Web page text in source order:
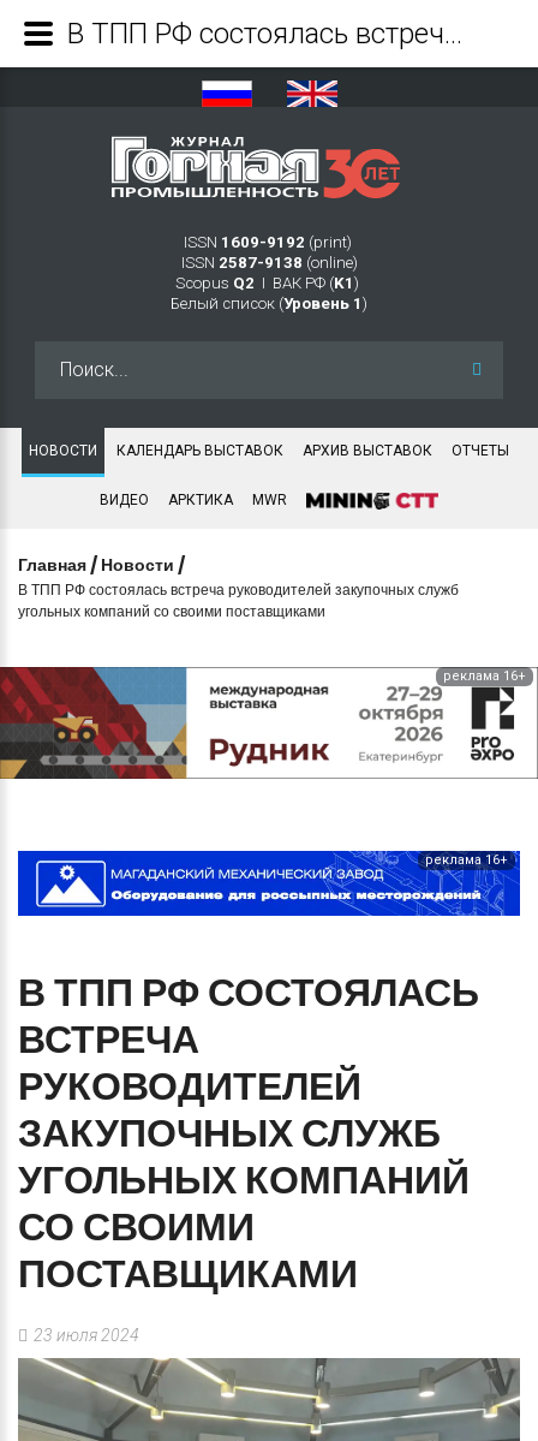
ISSN 1609-9192 (print)
ISSN 2587-9138 (online)
Scopus Q2 Ι ВАК РФ (K1 )
Белый список (Уровень 1 )
НОВОСТИ КАЛЕНДАРЬ ВЫСТАВОК АРХИВ ВЫСТАВОК ОТЧЕТЫ
ВИДЕО АРКТИКА MWR
Главная / Новости /
В ТПП РФ состоялась встреча руководителей закупочных служб
угольных компаний со своими поставщиками
реклама 16+
реклама 16+
ВТПП РФСОСТОЯЛАСЬ
ВСТРЕЧА
РУКОВОДИТЕЛЕЙ
ЗАКУПОЧНЫХСЛУЖБ
УГОЛЬНЫХ КОМПАНИЙ
СО СВОИМИ
ПОСТАВЩИКАМИ
23 июля 2024
В ТПП РФ состоялась встреча руководителей закупочных служб угольных компаний со своими поставщиками - Журнал Горная промышленность